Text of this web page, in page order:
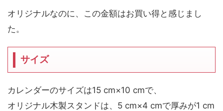
オリジナルなのに、この金額はお買い得と感じまし
た。
サイズ
カレンダーのサイズは15 cm×10 cmで、
オリジナル木製スタンドは、5 cm×4 cmで厚みが1 cm